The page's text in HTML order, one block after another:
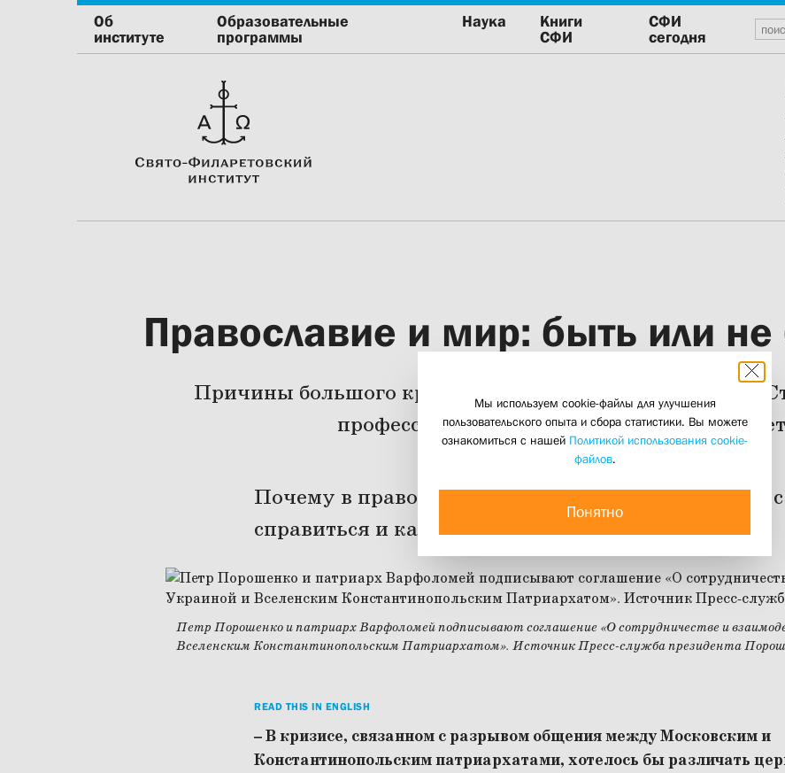
Об
институте
Образовательные
программы
Наука
Книги
СФИ
СФИ
сегодня
Православие и мир: быть или
Причины большого кризиса. Интервью медиапроекта
профессором священником Георгием
10 декабря 2018
Почему в православном мире нет мира, можно ли
справиться и как?
Петр Порошенко и патриарх Варфоломей подписывают соглашение «О сотрудничестве и
Вселенским Константинопольским Патриархатом». Источник Пресс-служба президента
READ THIS IN ENGLISH
– В кризисе, связанном с разрывом общения между Московским и
Константинопольским патриархатами, хотелось бы различать
Мы используем cookie-файлы для улучшения
пользовательского опыта и сбора статистики. Вы можете
ознакомиться с нашей Политикой использования cookie-
файлов.
Понятно